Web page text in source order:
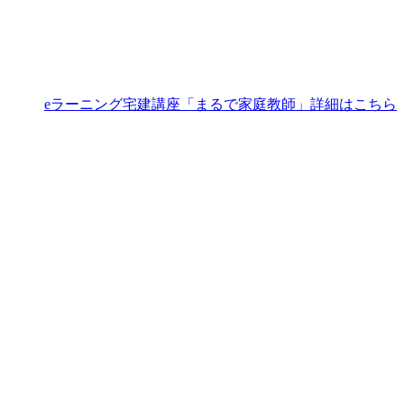
eラーニング宅建講座「まるで家庭教師」詳細はこちら